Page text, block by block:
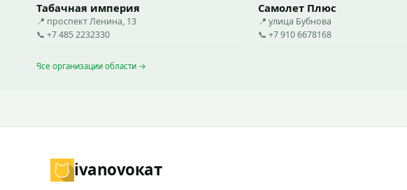
Табачная империя
📍 проспект Ленина, 13
📞 +7 485 2232330
Самолет Плюс
📍 улица Бубнова
📞 +7 910 6678168
Все организации области →
ivanovoкат